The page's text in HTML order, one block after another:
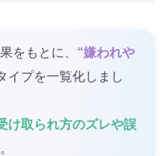
をもとに、 “嫌われや
イプを一覧化しまし
け取られ方のズレや誤